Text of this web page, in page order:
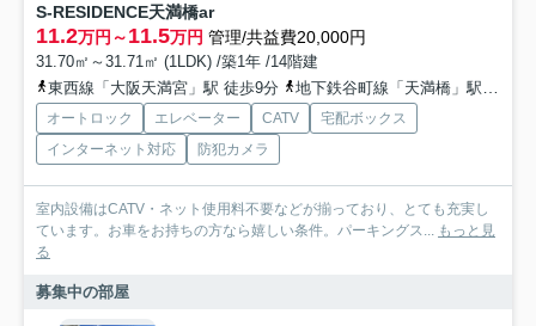
S-RESIDENCE天満橋ar
11.2万円～11.5万円 管理/共益費20,000円
31.70㎡～31.71㎡ (1LDK) /築1年 /14階建
東西線「大阪天満宮」駅 徒歩9分
地下鉄谷町線「天満橋」駅 徒歩9分
オートロック エレベーター CATV
宅配ボックス
インターネット対応
防犯カメラ
室内設備はCATV・ネット使用料不要などが揃っており、とても充実し
ています。お車をお持ちの方なら嬉しい条件。パーキングス... もっと見
る
募集中の部屋